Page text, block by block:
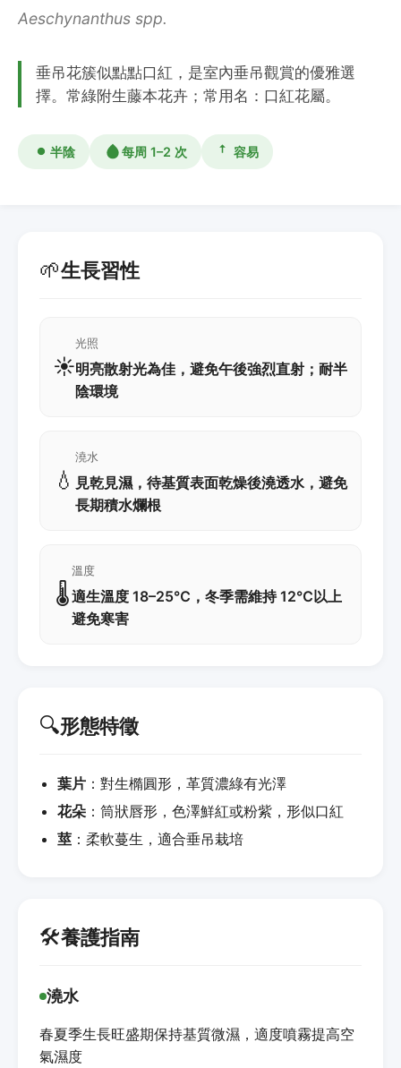
Aeschynanthus spp.
垂吊花簇似點點口紅，是室內垂吊觀賞的優雅選
擇。常綠附生藤本花卉；常用名：口紅花屬。
半陰 每周 1–2 次 容易
🌱生長習性
☀️
光照
明亮散射光為佳，避免午後強烈直射；耐半
陰環境
💧
澆水
見乾見濕，待基質表面乾燥後澆透水，避免
長期積水爛根
🌡️
溫度
適生溫度 18–25℃，冬季需維持 12℃以上
避免寒害
🔍形態特徵
葉片 ：對生橢圓形，革質濃綠有光澤
花朵 ：筒狀唇形，色澤鮮紅或粉紫，形似口紅
莖 ：柔軟蔓生，適合垂吊栽培
🛠️養護指南
澆水
春夏季生長旺盛期保持基質微濕，適度噴霧提高空
氣濕度